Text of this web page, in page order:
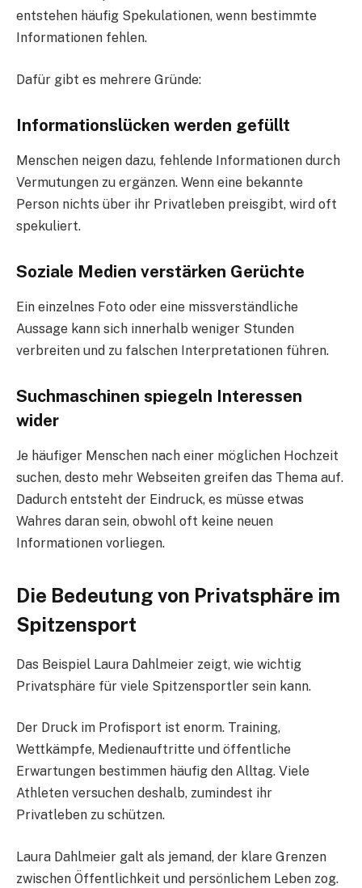
entstehen häufig Spekulationen, wenn bestimmte
Informationen fehlen.
Dafür gibt es mehrere Gründe:
Informationslücken werden gefüllt
Menschen neigen dazu, fehlende Informationen durch
Vermutungen zu ergänzen. Wenn eine bekannte
Person nichts über ihr Privatleben preisgibt, wird oft
spekuliert.
Soziale Medien verstärken Gerüchte
Ein einzelnes Foto oder eine missverständliche
Aussage kann sich innerhalb weniger Stunden
verbreiten und zu falschen Interpretationen führen.
Suchmaschinen spiegeln Interessen
wider
Je häufiger Menschen nach einer möglichen Hochzeit
suchen, desto mehr Webseiten greifen das Thema auf.
Dadurch entsteht der Eindruck, es müsse etwas
Wahres daran sein, obwohl oft keine neuen
Informationen vorliegen.
Die Bedeutung von Privatsphäre im
Spitzensport
Das Beispiel Laura Dahlmeier zeigt, wie wichtig
Privatsphäre für viele Spitzensportler sein kann.
Der Druck im Profisport ist enorm. Training,
Wettkämpfe, Medienauftritte und öffentliche
Erwartungen bestimmen häufig den Alltag. Viele
Athleten versuchen deshalb, zumindest ihr
Privatleben zu schützen.
Laura Dahlmeier galt als jemand, der klare Grenzen
zwischen Öffentlichkeit und persönlichem Leben zog.